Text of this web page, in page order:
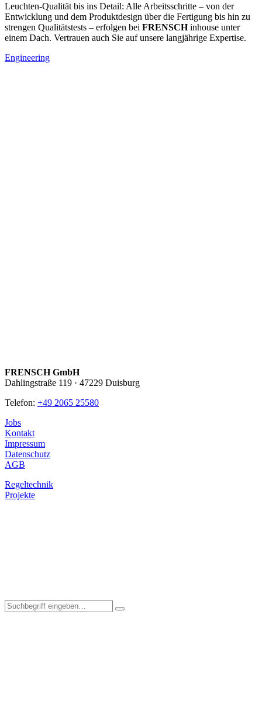
Leuchten-Qualität bis ins Detail: Alle Arbeitsschritte – von der
Entwicklung und dem Produktdesign über die Fertigung bis hin zu
strengen Qualitätstests – erfolgen bei FRENSCHinhouse unter
einem Dach. Vertrauen auch Sie auf unsere langjährige Expertise.
Engineering
FRENSCH GmbH
Dahlingstraße 119 · 47229 Duisburg
Telefon: +49 2065 25580
Jobs
Kontakt
Impressum
Datenschutz
AGB
Regeltechnik
Projekte